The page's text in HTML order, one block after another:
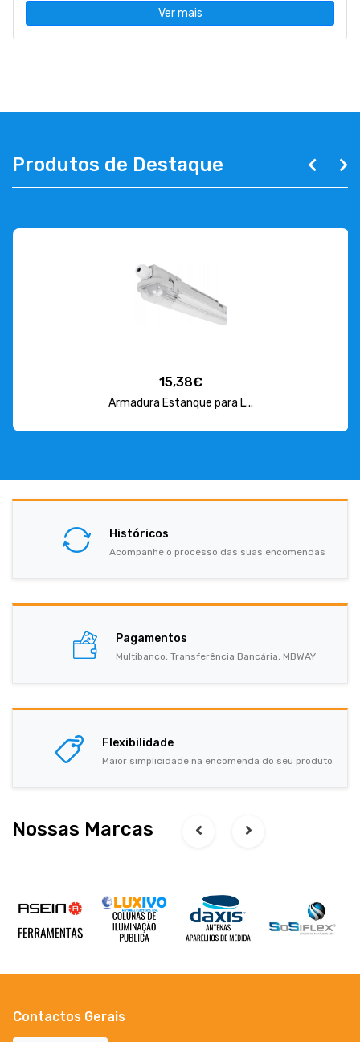
Ver mais
Produtos de Destaque
15,38€
Armadura Estanque para L...
Históricos
Acompanhe o processo das suas encomendas
Pagamentos
Multibanco, Transferência Bancária, MBWAY
Flexibilidade
Maior simplicidade na encomenda do seu produto
Nossas Marcas
Contactos Gerais